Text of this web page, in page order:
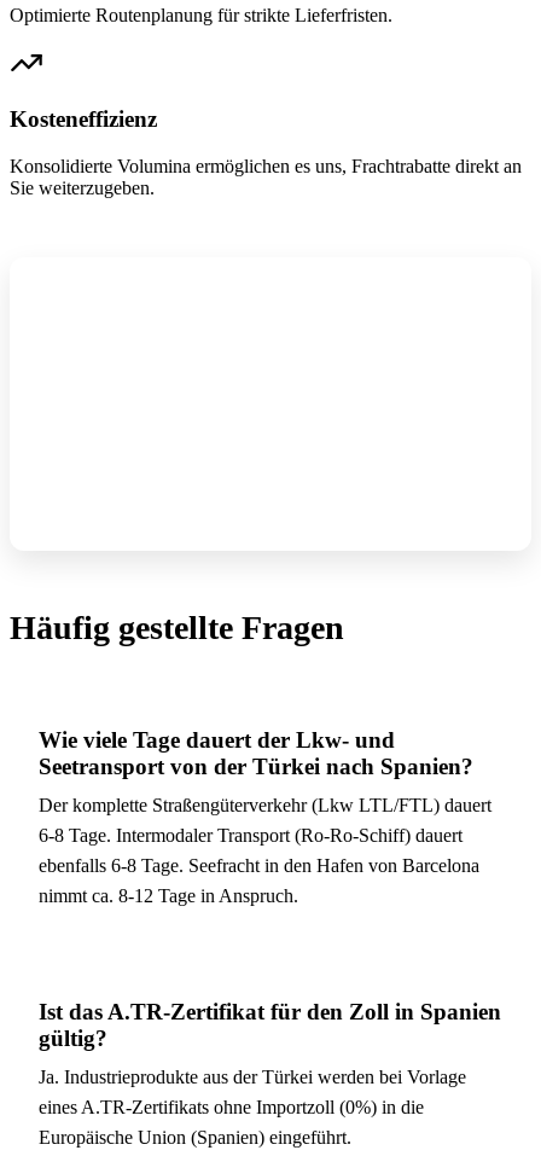
Optimierte Routenplanung für strikte Lieferfristen.
Kosteneffizienz
Konsolidierte Volumina ermöglichen es uns, Frachtrabatte direkt an
Sie weiterzugeben.
Häufig gestellte Fragen
Wie viele Tage dauert der Lkw- und
Seetransport von der Türkei nach Spanien?
Der komplette Straßengüterverkehr (Lkw LTL/FTL) dauert
6-8 Tage. Intermodaler Transport (Ro-Ro-Schiff) dauert
ebenfalls 6-8 Tage. Seefracht in den Hafen von Barcelona
nimmt ca. 8-12 Tage in Anspruch.
Ist das A.TR-Zertifikat für den Zoll in Spanien
gültig?
Ja. Industrieprodukte aus der Türkei werden bei Vorlage
eines A.TR-Zertifikats ohne Importzoll (0%) in die
Europäische Union (Spanien) eingeführt.